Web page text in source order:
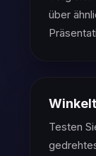
über
Testen